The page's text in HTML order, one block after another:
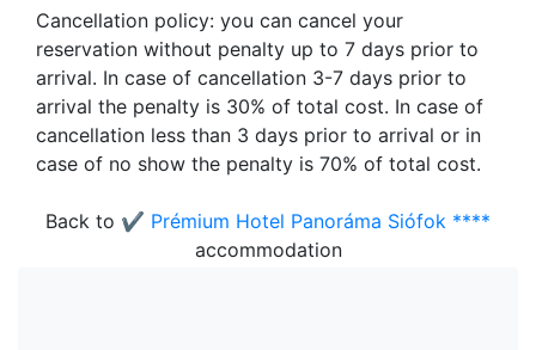
Cancellation policy: you can cancel your
reservation without penalty up to 7 days prior to
arrival. In case of cancellation 3-7 days prior to
arrival the penalty is 30% of total cost. In case of
cancellation less than 3 days prior to arrival or in
case of no show the penalty is 70% of total cost.
Back to ✔️ Prémium Hotel Panoráma Siófok ****
accommodation